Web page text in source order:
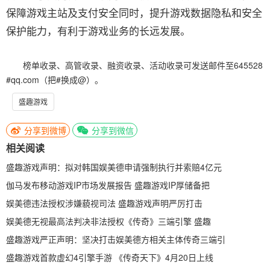
保障游戏主站及支付安全同时，提升游戏数据隐私和安全
保护能力，有利于游戏业务的长远发展。
榜单收录、高管收录、融资收录、活动收录可发送邮件至645528
#qq.com（把#换成@）。
盛趣游戏
分享到微博 分享到微信
相关阅读
盛趣游戏声明：拟对韩国娱美德申请强制执行并索赔4亿元
伽马发布移动游戏IP市场发展报告 盛趣游戏IP厚储备把
娱美德违法授权涉嫌藐视司法 盛趣游戏声明严厉打击
娱美德无视最高法判决非法授权《传奇》三端引擎 盛趣
盛趣游戏严正声明：坚决打击娱美德方相关主体传奇三端引
盛趣游戏首款虚幻4引擎手游 《传奇天下》4月20日上线